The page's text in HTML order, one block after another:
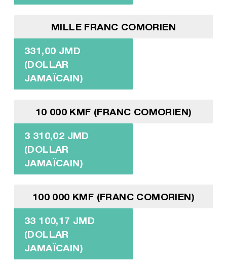
MILLE FRANC COMORIEN
331,00 JMD
(DOLLAR
JAMAÏCAIN)
10 000 KMF (FRANC COMORIEN)
3 310,02 JMD
(DOLLAR
JAMAÏCAIN)
100 000 KMF (FRANC COMORIEN)
33 100,17 JMD
(DOLLAR
JAMAÏCAIN)